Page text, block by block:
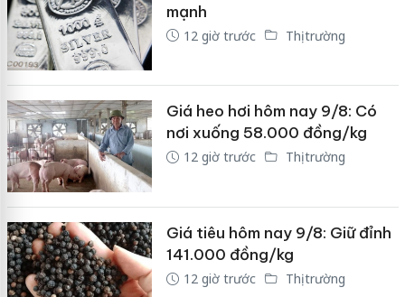
mạnh
12 giờ trước Thị trường
Giá heo hơi hôm nay 9/8: Có
nơi xuống 58.000 đồng/kg
12 giờ trước Thị trường
Giá tiêu hôm nay 9/8: Giữ đỉnh
141.000 đồng/kg
12 giờ trước Thị trường